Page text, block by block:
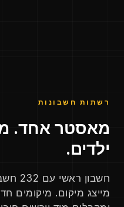
רשתות חשבונות
מאסטר אחד.
ילדים.
מייצג מיקום. מיקומים